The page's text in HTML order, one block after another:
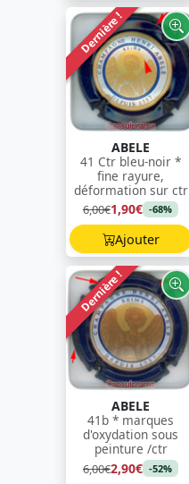
Dernière !
ABELE
41 Ctr bleu-noir *
fine rayure,
déformation sur ctr
6,00€1,90€ -68%
Ajouter
Dernière !
ABELE
41b * marques
d'oxydation sous
peinture /ctr
6,00€2,90€ -52%